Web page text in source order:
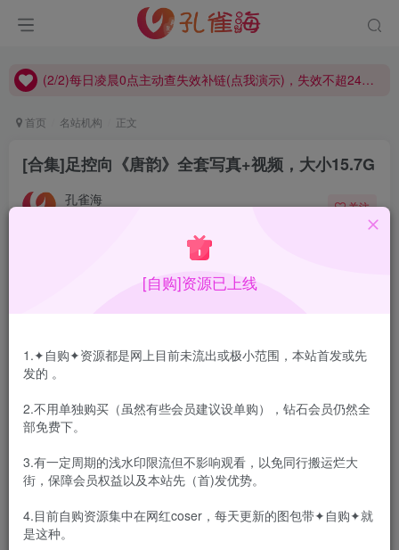
(2/2)每日凌晨0点主动查失效补链(点我演示)，失效不超24小时，
(2/2)每日凌晨0点主动查失效补链(点我演示)，失效不超24小时，
首页 名站机构 正文
[合集]足控向《唐韵》全套写真+视频，大小15.7G
孔雀海 关注
合集目录在预览图下面
[自购]资源已上线
1.✦自购✦资源都是网上目前未流出或极小范围，本站首发或先
发的 。
2.不用单独购买（虽然有些会员建议设单购），钻石会员仍然全
部免费下。
3.有一定周期的浅水印限流但不影响观看，以免同行搬运烂大
街，保障会员权益以及本站先（首)发优势。
4.目前自购资源集中在网红coser，每天更新的图包带✦自购✦就
是这种。